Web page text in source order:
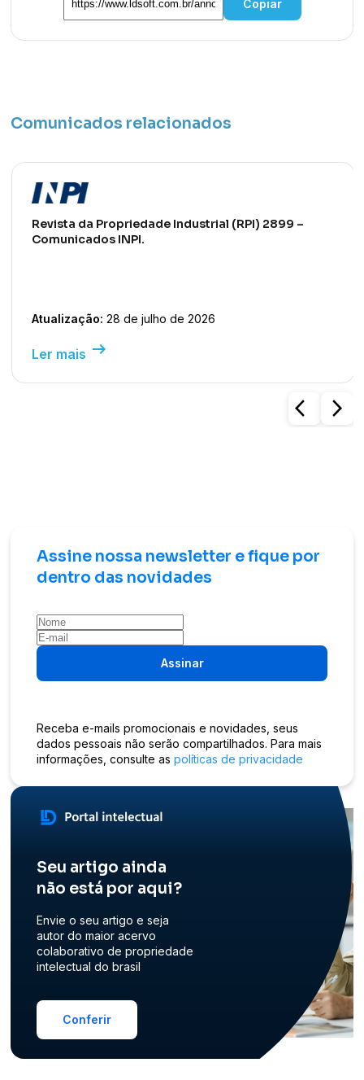
Copiar
Comunicados relacionados
Revista da Propriedade Industrial (RPI) 2899 –
Comunicados INPI.
Atualização: 28 de julho de 2026
Ler mais arrow_right_alt
arrow_back_ios arrow_forward_ios
Assine nossa newsletter e fique por
dentro das novidades
Assinar
Receba e-mails promocionais e novidades, seus
dados pessoais não serão compartilhados. Para mais
informações, consulte as políticas de privacidade
Seu artigo ainda
não está por aqui?
Envie o seu artigo e seja
autor do maior acervo
colaborativo de propriedade
intelectual do brasil
Conferir